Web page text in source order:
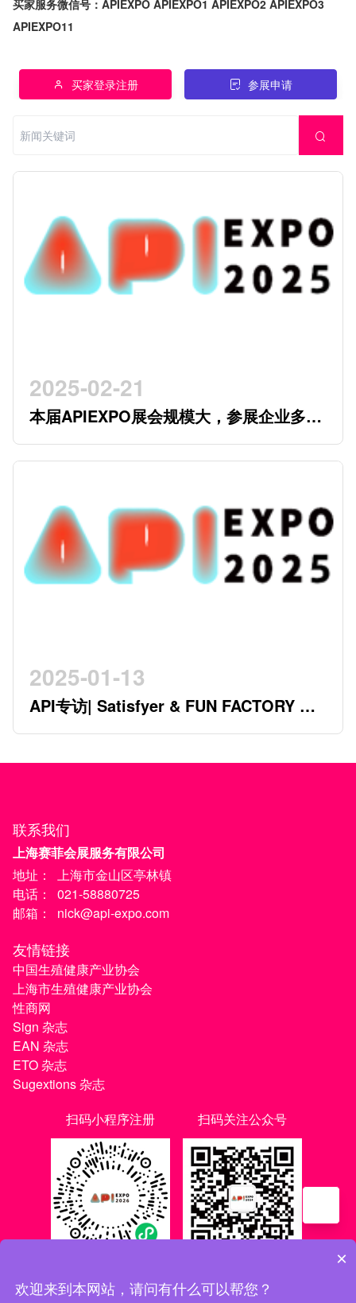
买家服务微信号：APIEXPO APIEXPO1 APIEXPO2 APIEXPO3
APIEXPO11
买家登录注册 参展申请
2025-02-21
本届APIEXPO展会规模大，参展企业多，
参观观众多，看展时间紧，怎么办？
2025-01-13
API专访| Satisfyer & FUN FACTORY 开
创行业新时代的德系双星
联系我们
上海赛菲会展服务有限公司
地址：
上海市金山区亭林镇
电话：
021-58880725
邮箱：
nick@api-expo.com
友情链接
中国生殖健康产业协会
上海市生殖健康产业协会
性商网
Sign 杂志
EAN 杂志
ETO 杂志
Sugextions 杂志
扫码小程序注册
扫码关注公众号
沪ICP备20021056号-1 | 沪ICP备20021056号-3
×
欢迎来到本网站，请问有什么可以帮您？